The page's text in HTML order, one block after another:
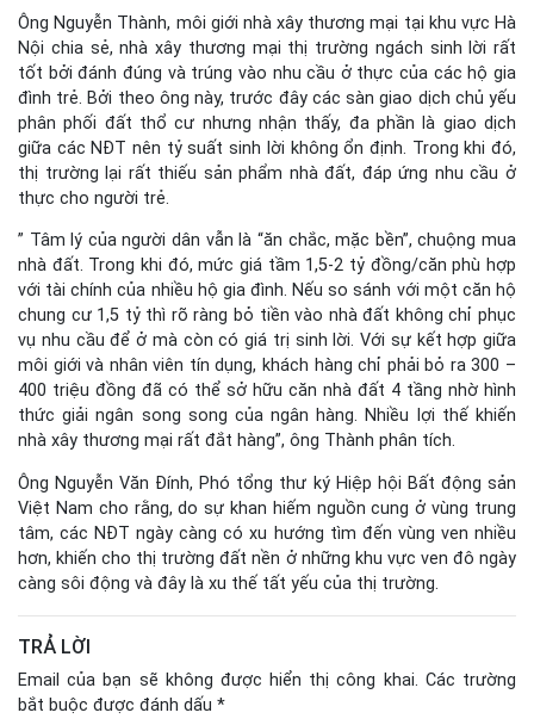
Ông Nguyễn Thành, môi giới nhà xây thương mại tại khu vực Hà
Nội chia sẻ, nhà xây thương mại thị trường ngách sinh lời rất
tốt bởi đánh đúng và trúng vào nhu cầu ở thực của các hộ gia
đình trẻ. Bởi theo ông này, trước đây các sàn giao dịch chủ yếu
phân phối đất thổ cư nhưng nhận thấy, đa phần là giao dịch
giữa các NĐT nên tỷ suất sinh lời không ổn định. Trong khi đó,
thị trường lại rất thiếu sản phẩm nhà đất, đáp ứng nhu cầu ở
thực cho người trẻ.
” Tâm lý của người dân vẫn là “ăn chắc, mặc bền”, chuộng mua
nhà đất. Trong khi đó, mức giá tầm 1,5-2 tỷ đồng/căn phù hợp
với tài chính của nhiều hộ gia đình. Nếu so sánh với một căn hộ
chung cư 1,5 tỷ thì rõ ràng bỏ tiền vào nhà đất không chỉ phục
vụ nhu cầu để ở mà còn có giá trị sinh lời. Với sự kết hợp giữa
môi giới và nhân viên tín dụng, khách hàng chỉ phải bỏ ra 300 –
400 triệu đồng đã có thể sở hữu căn nhà đất 4 tầng nhờ hình
thức giải ngân song song của ngân hàng. Nhiều lợi thế khiến
nhà xây thương mại rất đắt hàng”, ông Thành phân tích.
Ông Nguyễn Văn Đính, Phó tổng thư ký Hiệp hội Bất động sản
Việt Nam cho rằng, do sự khan hiếm nguồn cung ở vùng trung
tâm, các NĐT ngày càng có xu hướng tìm đến vùng ven nhiều
hơn, khiến cho thị trường đất nền ở những khu vực ven đô ngày
càng sôi động và đây là xu thế tất yếu của thị trường.
TRẢ LỜI
Email của bạn sẽ không được hiển thị công khai. Các trường
bắt buộc được đánh dấu *